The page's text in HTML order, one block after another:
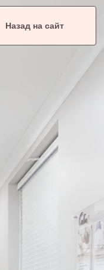
Назад на сайт